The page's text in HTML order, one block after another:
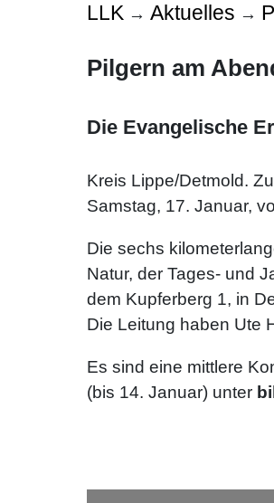
LLK→ Aktuelles →
Pilgern am
Die Evangelische
Kreis Lippe/Detmold.
Samstag, 17. Januar,
Die sechs
Natur, der Tages- und
dem Kupferberg 1, in
Die Leitung haben Ute
Es sind eine mittlere
(bis 14. Januar) unter